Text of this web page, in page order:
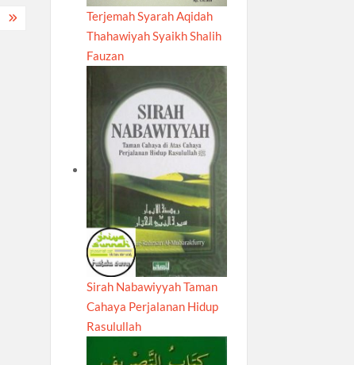
Terjemah Syarah Aqidah
Thahawiyah Syaikh Shalih
Fauzan
Sirah Nabawiyyah Taman
Cahaya Perjalanan Hidup
Rasulullah